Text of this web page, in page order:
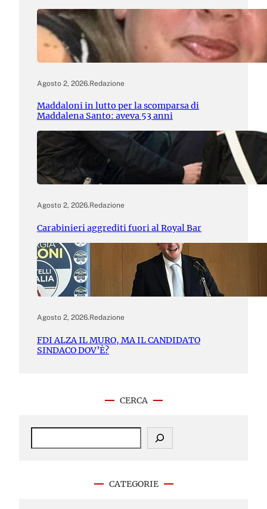
Agosto 2, 2026.Redazione
Maddaloni in lutto per la scomparsa di
Maddalena Santo: aveva 53 anni
Agosto 2, 2026.Redazione
Carabinieri aggrediti fuori al Royal Bar
Agosto 2, 2026.Redazione
FDI ALZA IL MURO, MA IL CANDIDATO
SINDACO DOV’È?
CERCA
S
CATEGORIE